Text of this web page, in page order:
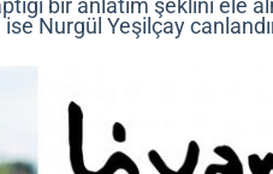
bir anlatım şeklini ele
Nurgül Yeşilçay